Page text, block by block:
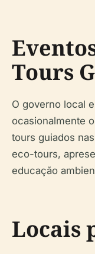
Tours
O governo local
ocasionalmente
tours guiados
eco-tours,
educação
Locais